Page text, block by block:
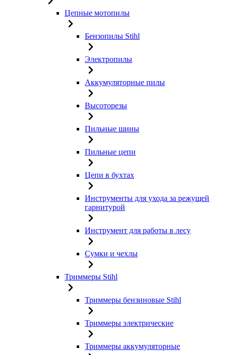
Цепные мотопилы
Бензопилы Stihl
Электропилы
Аккумуляторные пилы
Высоторезы
Пильные шины
Пильные цепи
Цепи в бухтах
Инструменты для ухода за режущей
гарнитурой
Инструмент для работы в лесу
Сумки и чехлы
Триммеры Stihl
Триммеры бензиновые Stihl
Триммеры электрические
Триммеры аккумуляторные